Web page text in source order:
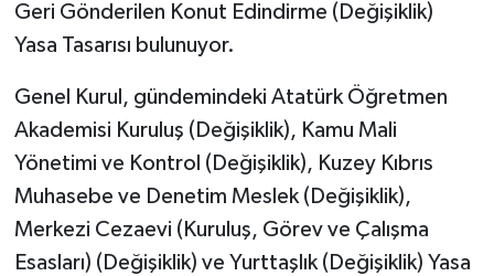
Geri Gönderilen Konut Edindirme (Değişiklik)
Yasa Tasarısı bulunuyor.
Genel Kurul, gündemindeki Atatürk Öğretmen
Akademisi Kuruluş (Değişiklik), Kamu Mali
Yönetimi ve Kontrol (Değişiklik), Kuzey Kıbrıs
Muhasebe ve Denetim Meslek (Değişiklik),
Merkezi Cezaevi (Kuruluş, Görev ve Çalışma
Esasları) (Değişiklik) ve Yurttaşlık (Değişiklik) Yasa